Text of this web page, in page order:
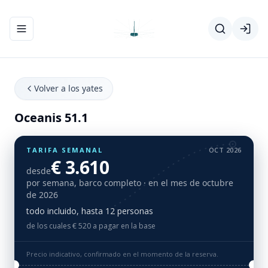
Abrir/cerrar el menú de navegación
Volver a los yates
Oceanis 51.1
TARIFA SEMANAL OCT 2026
desde€ 3.610
por semana, barco completo · en el mes de octubre
de 2026
todo incluido, hasta 12 personas
de los cuales € 520 a pagar en la base
Precio indicativo, confirmado en el momento de la reserva.